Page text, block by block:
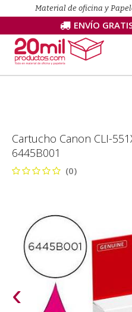
Material de oficina y
ENVÍO
Cartucho Canon CLI-
6445B001
(0)
‹